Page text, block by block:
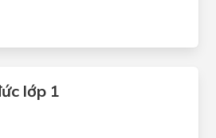
lớp 1